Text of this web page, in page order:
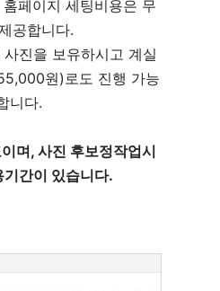
페이지 세팅비용은 무
공합니다.
진을 보유하시고 계실
원)로도 진행 가능
니다.
며, 사진 후보정작업시
간이 있습니다.